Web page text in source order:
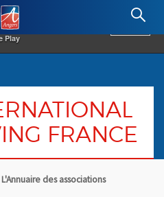
Play
Angers.fr : Retour à l'accueil
FRANCE
L'Annuaire des associations